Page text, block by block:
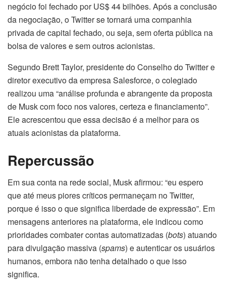
negócio foi fechado por US$ 44 bilhões. Após a conclusão
da negociação, o Twitter se tornará uma companhia
privada de capital fechado, ou seja, sem oferta pública na
bolsa de valores e sem outros acionistas.
Segundo Brett Taylor, presidente do Conselho do Twitter e
diretor executivo da empresa Salesforce, o colegiado
realizou uma “análise profunda e abrangente da proposta
de Musk com foco nos valores, certeza e financiamento”.
Ele acrescentou que essa decisão é a melhor para os
atuais acionistas da plataforma.
Repercussão
Em sua conta na rede social, Musk afirmou: “eu espero
que até meus piores críticos permaneçam no Twitter,
porque é isso o que significa liberdade de expressão”. Em
mensagens anteriores na plataforma, ele indicou como
prioridades combater contas automatizadas (bots) atuando
para divulgação massiva (spams) e autenticar os usuários
humanos, embora não tenha detalhado o que isso
significa.